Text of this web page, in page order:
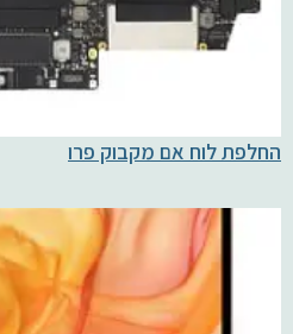
החלפת לוח אם מקבוק פרו